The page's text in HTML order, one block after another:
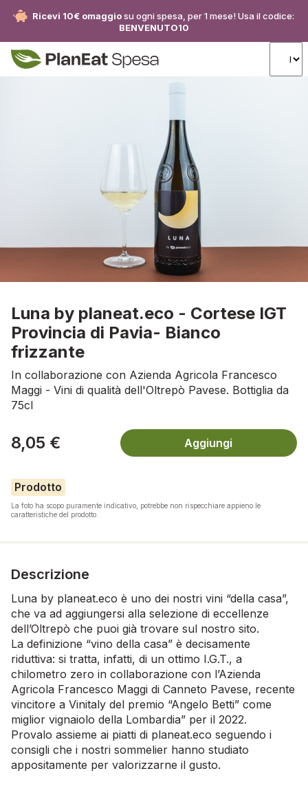
Ricevi 10€ omaggiosu ogni spesa, per 1 mese! Usa il codice:
BENVENUTO10
Luna by planeat.eco - Cortese IGT
Provincia di Pavia- Bianco
frizzante
In collaborazione con Azienda Agricola Francesco
Maggi - Vini di qualità dell'Oltrepò Pavese. Bottiglia da
75cl
8,05 € Aggiungi
Prodotto
La foto ha scopo puramente indicativo, potrebbe non rispecchiare appieno le
caratteristiche del prodotto.
Descrizione
Luna by planeat.eco è uno dei nostri vini “della casa”,
che va ad aggiungersi alla selezione di eccellenze
dell’Oltrepò che puoi già trovare sul nostro sito.
La definizione “vino della casa” è decisamente
riduttiva: si tratta, infatti, di un ottimo I.G.T., a
chilometro zero in collaborazione con l’Azienda
Agricola Francesco Maggi di Canneto Pavese, recente
vincitore a Vinitaly del premio “Angelo Betti” come
miglior vignaiolo della Lombardia” per il 2022.
Provalo assieme ai piatti di planeat.eco seguendo i
consigli che i nostri sommelier hanno studiato
appositamente per valorizzarne il gusto.